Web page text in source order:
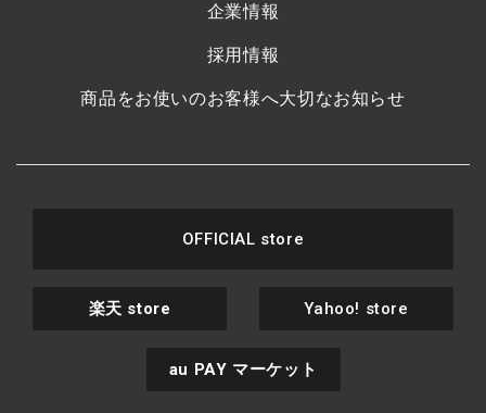
企業情報
採用情報
商品をお使いのお客様へ大切なお知らせ
OFFICIAL store
楽天 store Yahoo! store
au PAY マーケット